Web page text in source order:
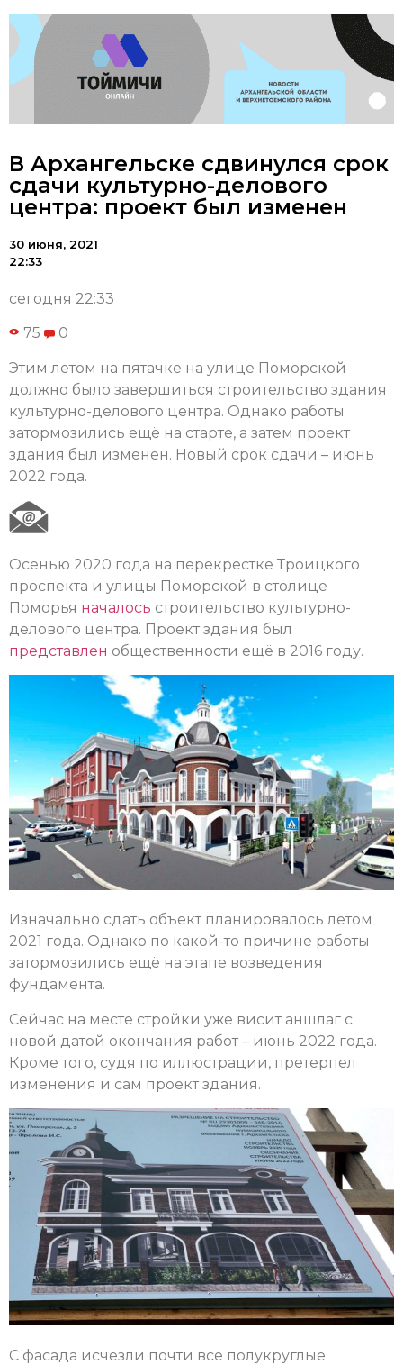
В Архангельске сдвинулся срок
сдачи культурно-делового
центра: проект был изменен
30 июня, 2021
22:33
сегодня 22:33
75 0
Этим летом на пятачке на улице Поморской
должно было завершиться строительство здания
культурно-делового центра. Однако работы
затормозились ещё на старте, а затем проект
здания был изменен. Новый срок сдачи – июнь
2022 года.
Осенью 2020 года на перекрестке Троицкого
проспекта и улицы Поморской в столице
Поморья началось строительство культурно-
делового центра. Проект здания был
представлен общественности ещё в 2016 году.
Изначально сдать объект планировалось летом
2021 года. Однако по какой-то причине работы
затормозились ещё на этапе возведения
фундамента.
Сейчас на месте стройки уже висит аншлаг с
новой датой окончания работ – июнь 2022 года.
Кроме того, судя по иллюстрации, претерпел
изменения и сам проект здания.
С фасада исчезли почти все полукруглые